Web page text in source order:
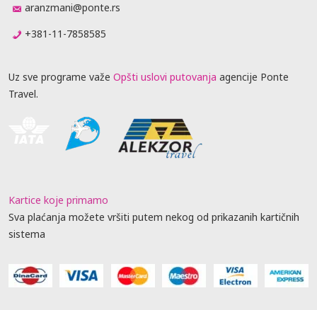
aranzmani@ponte.rs
+381-11-7858585
Uz sve programe važe Opšti uslovi putovanja agencije Ponte
Travel.
Kartice koje primamo
Sva plaćanja možete vršiti putem nekog od prikazanih kartičnih
sistema